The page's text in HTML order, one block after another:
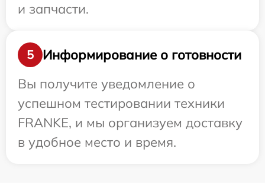
и запчасти.
5
Информирование о готовности
Вы получите уведомление о
успешном тестировании техники
FRANKE, и мы организуем доставку
в удобное место и время.